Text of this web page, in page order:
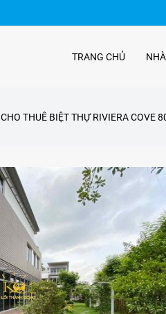
TRANG CHỦ
CHO THUÊ BIỆT THỰ RIVIERA COVE